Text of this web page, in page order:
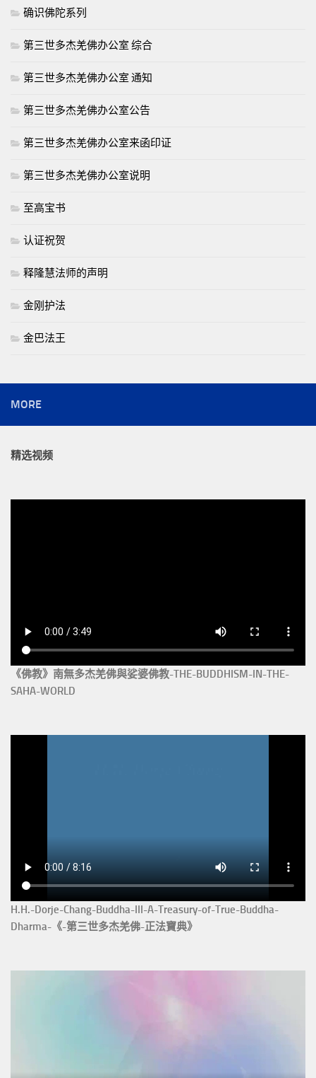
确识佛陀系列
第三世多杰羌佛办公室 综合
第三世多杰羌佛办公室 通知
第三世多杰羌佛办公室公告
第三世多杰羌佛办公室来函印证
第三世多杰羌佛办公室说明
至高宝书
认证祝贺
释隆慧法师的声明
金刚护法
金巴法王
MORE
精选视频
《佛教》南無多杰羌佛與娑婆佛教-THE-BUDDHISM-IN-THE-
SAHA-WORLD
H.H.-Dorje-Chang-Buddha-III-A-Treasury-of-True-Buddha-
Dharma-《-第三世多杰羌佛-正法寶典》